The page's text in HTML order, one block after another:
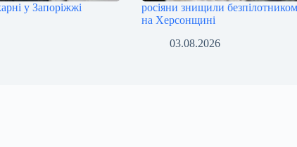
у Запоріжжі
росіяни знищили
на Херсонщині
03.08.2026